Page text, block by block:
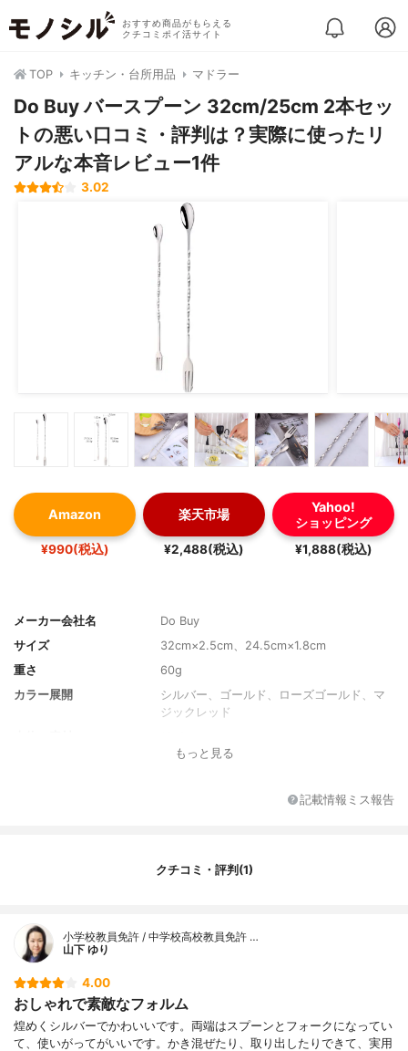
おすすめ商品がもらえる
クチコミポイ活サイト
TOP キッチン・台所用品 マドラー
Do Buy バースプーン 32cm/25cm 2本セッ
トの悪い口コミ・評判は？実際に使ったリ
アルな本音レビュー1件
3.02
Amazon
¥990(税込)
楽天市場
¥2,488(税込)
Yahoo!
ショッピング
¥1,888(税込)
メーカー会社名
Do Buy
サイズ
32cm×2.5cm、24.5cm×1.8cm
重さ
60g
カラー展開
シルバー、ゴールド、ローズゴールド、マ
ジックレッド
スプーン、フォーク
もっと見る
記載情報ミス報告
クチコミ・評判(1)
小学校教員免許 / 中学校高校教員免許 …
山下 ゆり
4.00
おしゃれで素敵なフォルム
煌めくシルバーでかわいいです。両端はスプーンとフォークになってい
て、使いがってがいいです。かき混ぜたり、取り出したりできて、実用